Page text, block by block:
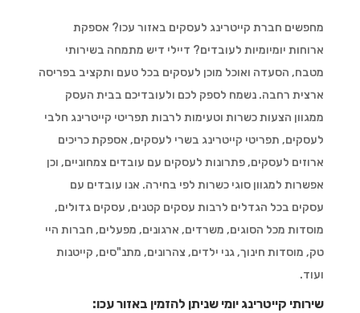
מחפשים חברת קייטרינג לעסקים באזור עכו? אספקת
ארוחות יומיומיות לעובדים? דיילי דיש מתמחה בשירותי
מטבח, הסעדה ואוכל מוכן לעסקים בכל טעם ותקציב בפריסה
ארצית רחבה. נשמח לספק לכם ולעובדיכם בבית העסק
ממגוון הצעות כשרות וטעימות לרבות תפריטי קייטרינג חלבי
לעסקים, תפריטי קייטרינג בשרי לעסקים, אספקת כריכים
ארוזים לעסקים, פתרונות לעסקים עם עובדים צמחוניים, וכן
אפשרות למגוון סוגי כשרות לפי בחירה. אנו עובדים עם
עסקים בכל הגדלים לרבות עסקים קטנים, עסקים גדולים,
מוסדות מכל הסוגים, משרדים, ארגונים, מפעלים, חברות היי
טק, מוסדות חינוך, גני ילדים, צהרונים, מתנ"סים, קייטנות
ועוד.
שירותי קייטרינג יומי שניתן להזמין באזור עכו: